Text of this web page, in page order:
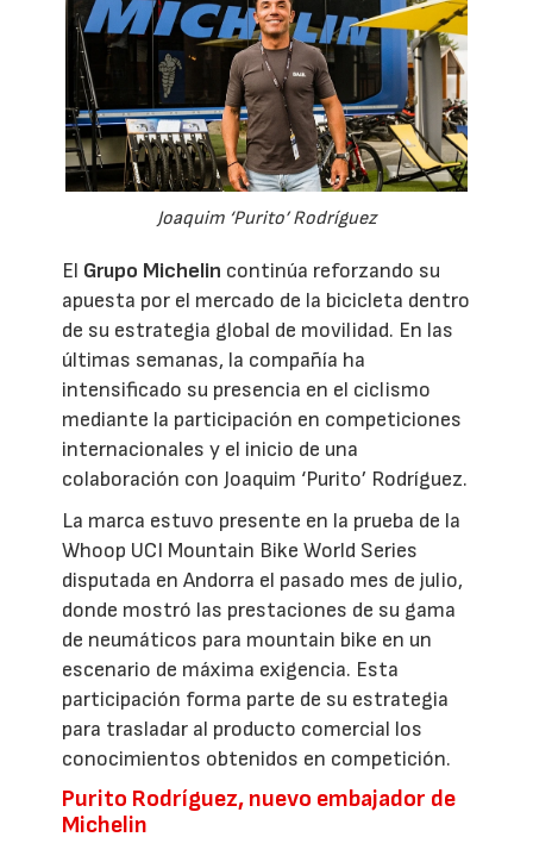
Joaquim ‘Purito’ Rodríguez
El Grupo Michelin continúa reforzando su
apuesta por el mercado de la bicicleta dentro
de su estrategia global de movilidad. En las
últimas semanas, la compañía ha
intensificado su presencia en el ciclismo
mediante la participación en competiciones
internacionales y el inicio de una
colaboración con Joaquim ‘Purito’ Rodríguez.
La marca estuvo presente en la prueba de la
Whoop UCI Mountain Bike World Series
disputada en Andorra el pasado mes de julio,
donde mostró las prestaciones de su gama
de neumáticos para mountain bike en un
escenario de máxima exigencia. Esta
participación forma parte de su estrategia
para trasladar al producto comercial los
conocimientos obtenidos en competición.
Purito Rodríguez, nuevo embajador de
Michelin